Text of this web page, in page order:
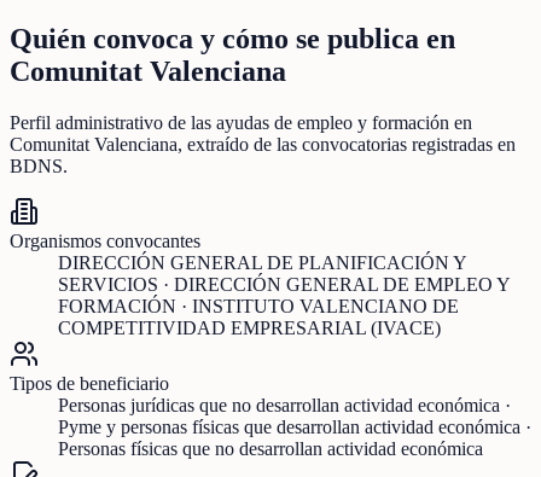
Quién convoca y cómo se publica en
Comunitat Valenciana
Perfil administrativo de las ayudas de empleo y formación en
Comunitat Valenciana, extraído de las convocatorias registradas en
BDNS.
Organismos convocantes
DIRECCIÓN GENERAL DE PLANIFICACIÓN Y
SERVICIOS · DIRECCIÓN GENERAL DE EMPLEO Y
FORMACIÓN · INSTITUTO VALENCIANO DE
COMPETITIVIDAD EMPRESARIAL (IVACE)
Tipos de beneficiario
Personas jurídicas que no desarrollan actividad económica ·
Pyme y personas físicas que desarrollan actividad económica ·
Personas físicas que no desarrollan actividad económica